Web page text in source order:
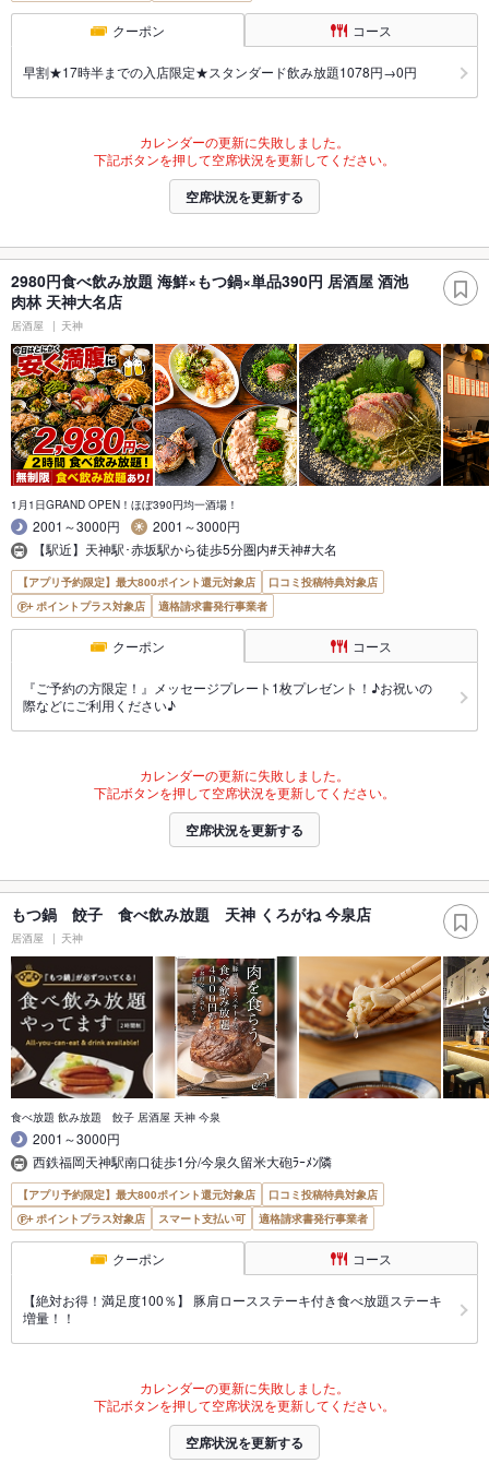
クーポン コース
早割★17時半までの入店限定★スタンダード飲み放題1078円→0円
カレンダーの更新に失敗しました。
下記ボタンを押して空席状況を更新してください。
空席状況を更新する
2980円食べ飲み放題 海鮮×もつ鍋×単品390円 居酒屋 酒池
肉林 天神大名店
居酒屋 天神
1月1日GRAND OPEN！ほぼ390円均一酒場！
2001～3000円
2001～3000円
【駅近】天神駅･赤坂駅から徒歩5分圏内#天神#大名
【アプリ予約限定】最大800ポイント還元対象店
口コミ投稿特典対象店
ポイントプラス対象店
適格請求書発行事業者
クーポン コース
『ご予約の方限定！』メッセージプレート1枚プレゼント！♪お祝いの
際などにご利用ください♪
カレンダーの更新に失敗しました。
下記ボタンを押して空席状況を更新してください。
空席状況を更新する
もつ鍋 餃子 食べ飲み放題 天神 くろがね 今泉店
居酒屋 天神
食べ放題 飲み放題 餃子 居酒屋 天神 今泉
2001～3000円
西鉄福岡天神駅南口徒歩1分/今泉久留米大砲ﾗｰﾒﾝ隣
【アプリ予約限定】最大800ポイント還元対象店
口コミ投稿特典対象店
ポイントプラス対象店
スマート支払い可 適格請求書発行事業者
クーポン コース
【絶対お得！満足度100％】 豚肩ロースステーキ付き食べ放題ステーキ
増量！！
カレンダーの更新に失敗しました。
下記ボタンを押して空席状況を更新してください。
空席状況を更新する